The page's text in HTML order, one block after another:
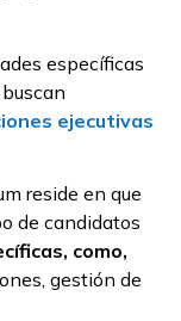
específicas
ejecutivas
reside en que
de candidatos
como,
gestión de